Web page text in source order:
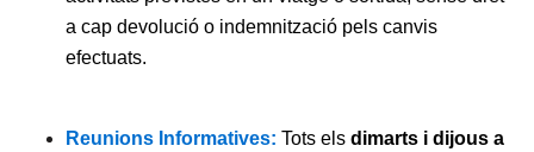
a cap devolució o indemnització pels canvis
efectuats.
Reunions Informatives: Tots els dimarts i dijous a